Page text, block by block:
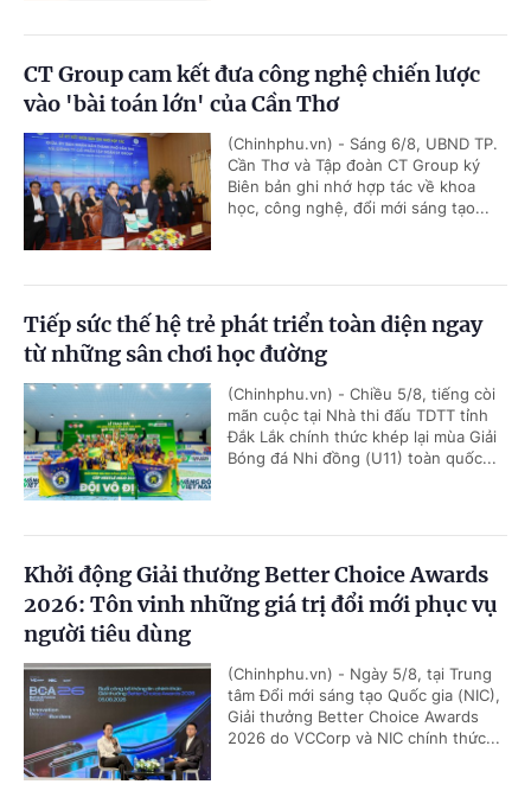
CT Group cam kết đưa công nghệ chiến lược
vào 'bài toán lớn' của Cần Thơ
(Chinhphu.vn) - Sáng 6/8, UBND TP.
Cần Thơ và Tập đoàn CT Group ký
Biên bản ghi nhớ hợp tác về khoa
học, công nghệ, đổi mới sáng tạo...
Tiếp sức thế hệ trẻ phát triển toàn diện ngay
từ những sân chơi học đường
(Chinhphu.vn) - Chiều 5/8, tiếng còi
mãn cuộc tại Nhà thi đấu TDTT tỉnh
Đắk Lắk chính thức khép lại mùa Giải
Bóng đá Nhi đồng (U11) toàn quốc...
Khởi động Giải thưởng Better Choice Awards
2026: Tôn vinh những giá trị đổi mới phục vụ
người tiêu dùng
(Chinhphu.vn) - Ngày 5/8, tại Trung
tâm Đổi mới sáng tạo Quốc gia (NIC),
Giải thưởng Better Choice Awards
2026 do VCCorp và NIC chính thức...